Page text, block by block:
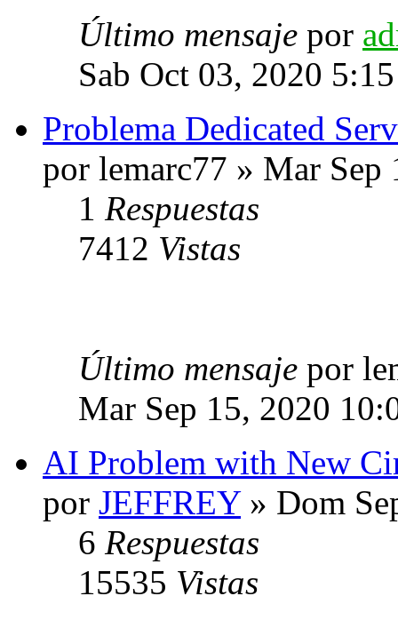
Último mensaje por
Sab Oct 03, 2020
Problema Dedicated
por lemarc77 » Mar Sep
1 Respuestas
7412 Vistas
Último mensaje por
Mar Sep 15, 2020
AI Problem with New
por JEFFREY» Dom
6 Respuestas
15535 Vistas